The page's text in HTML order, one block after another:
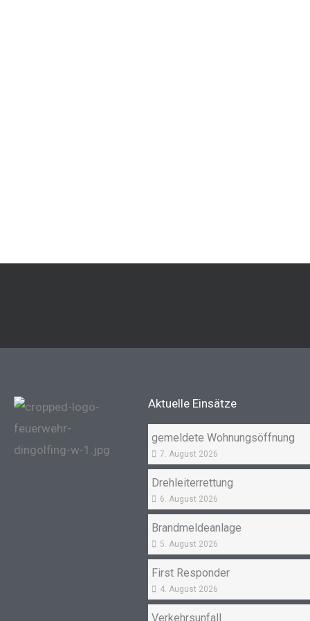
Aktuelle Einsätze
gemeldete Wohnungsöffnung
7. August 2026
Drehleiterrettung
6. August 2026
Brandmeldeanlage
5. August 2026
First Responder
4. August 2026
Verkehrsunfall